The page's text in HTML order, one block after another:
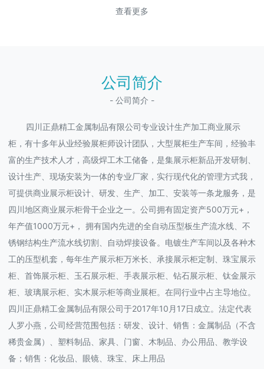
查看更多
公司简介
- 公司简介 -
四川正鼎精工金属制品有限公司专业设计生产加工商业展示
柜，有十多年从业经验展柜师设计团队，大型展柜生产车间，经验丰
富的生产技术人才，高级焊工木工储备，是集展示柜新品开发研制、
设计生产、现场安装为一体的专业厂家，实行现代化的管理方式我，
可提供商业展示柜设计、研发、生产、加工、安装等一条龙服务，是
四川地区商业展示柜骨干企业之一。公司拥有固定资产500万元+，
年产值1000万元+， 拥有国内先进的全自动压型板生产流水线、不
锈钢结构生产流水线切割、自动焊接设备。电镀生产车间以及各种木
工的压型机套，每年生产展示柜万米长、承接展示柜定制、珠宝展示
柜、首饰展示柜、玉石展示柜、手表展示柜、钻石展示柜、钛金展示
柜、玻璃展示柜、实木展示柜等商业展柜。在同行业中占主导地位。
四川正鼎精工金属制品有限公司于2017年10月17日成立。法定代表
人罗小燕，公司经营范围包括：研发、设计、销售：金属制品（不含
稀贵金属）、塑料制品、家具、门窗、木制品、办公用品、教学设
备；销售：化妆品、眼镜、珠宝、床上用品